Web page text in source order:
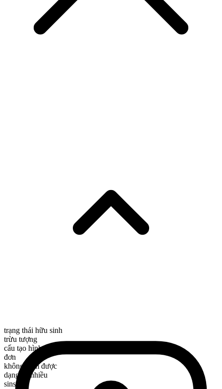
trạng thái hữu sinh
trừu tượng
cấu tạo hình thái
đơn
không đếm được
dạng số nhiều
sins